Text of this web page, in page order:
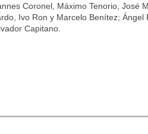
Coronel, Máximo Tenorio, José
Ivo Ron y Marcelo Benítez; Ángel
Capitano.